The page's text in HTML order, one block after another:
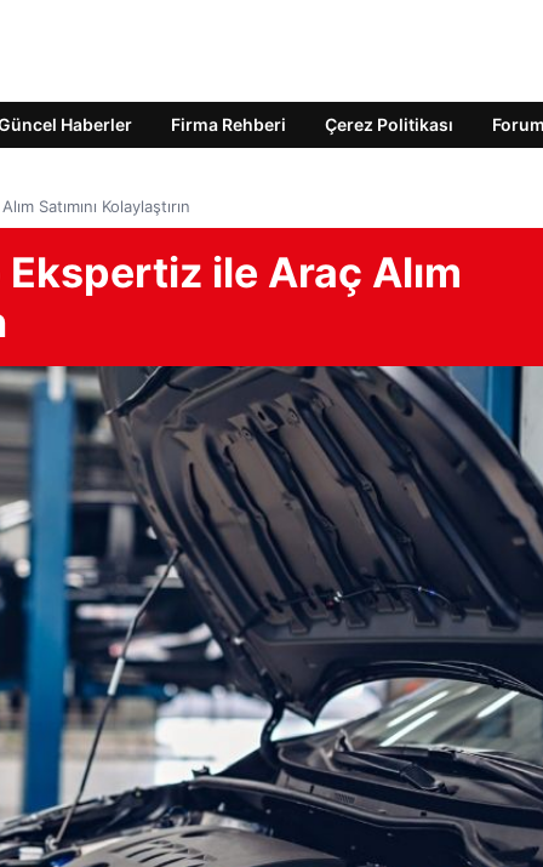
Haberler Firma Rehberi Çerez Politikası Forum
Satımını Kolaylaştırın
ile Araç Alım